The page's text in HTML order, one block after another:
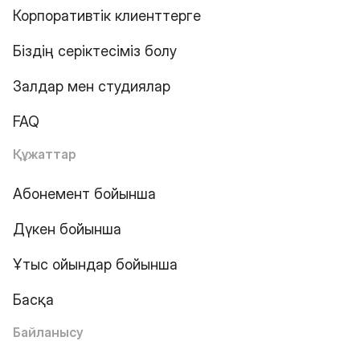
Корпоративтік клиенттерге
Біздің серіктесіміз болу
Залдар мен студиялар
FAQ
Құжаттар
Абонемент бойынша
Дүкен бойынша
Ұтыс ойындар бойынша
Басқа
Байланысу